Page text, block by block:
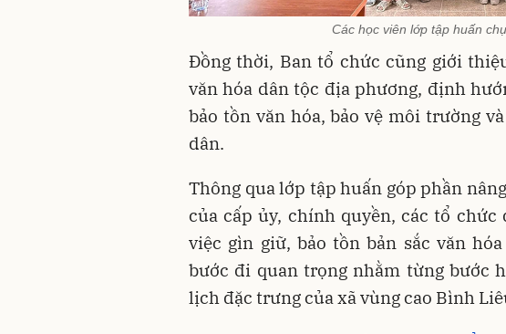
Các học viên lớp tập huấn
Đồng thời, Ban tổ chức cũng giới
văn hóa dân tộc địa phương, định
bảo tồn văn hóa, bảo vệ môi trường
dân.
Thông qua lớp tập huấn góp phần
của cấp ủy, chính quyền, các tổ
việc gìn giữ, bảo tồn bản sắc văn
bước đi quan trọng nhằm từng bước
lịch đặc trưng của xã vùng cao Bình